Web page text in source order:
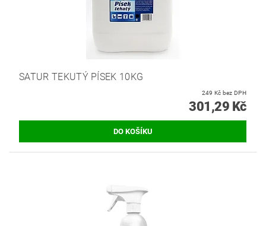
SATUR TEKUTÝ PÍSEK 10KG
249 Kč bez DPH
301,29 Kč